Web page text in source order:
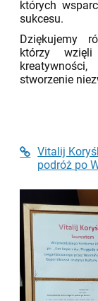
których
sukcesu.
Dziękujemy
którzy
stworzenie
Vitalij
podróż po